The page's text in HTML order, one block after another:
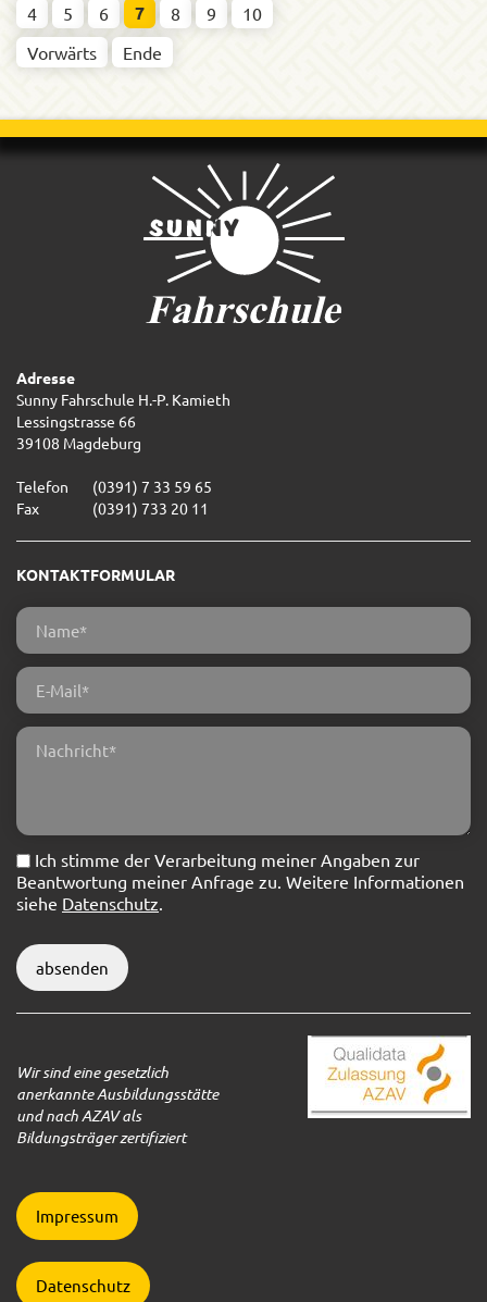
4
5 6 7 8 9
10
Vorwärts
Ende
Adresse
Sunny Fahrschule H.-P. Kamieth
Lessingstrasse 66
39108 Magdeburg
Telefon
(0391) 7 33 59 65
Fax
(0391) 733 20 11
KONTAKTFORMULAR
Ich stimme der Verarbeitung meiner Angaben zur
Beantwortung meiner Anfrage zu. Weitere Informationen
siehe Datenschutz
absenden
Wir sind eine gesetzlich
anerkannte Ausbildungsstätte
und nach AZAV als
Bildungsträger zertifiziert
Impressum
Datenschutz